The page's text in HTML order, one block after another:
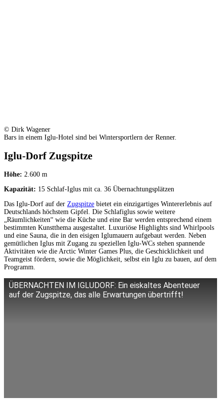
© Dirk Wagener
Bars in einem Iglu-Hotel sind bei Wintersportlern der Renner.
Iglu-Dorf Zugspitze
Höhe: 2.600 m
Kapazität: 15 Schlaf-Iglus mit ca. 36 Übernachtungsplätzen
Das Iglu-Dorf auf der Zugspitze bietet ein einzigartiges Wintererlebnis auf
Deutschlands höchstem Gipfel. Die Schlafiglus sowie weitere
„Räumlichkeiten“ wie die Küche und eine Bar werden entsprechend einem
bestimmten Kunstthema ausgestaltet. Luxuriöse Highlights sind Whirlpools
und eine Sauna, die in den eisigen Iglumauern aufgebaut werden. Neben
gemütlichen Iglus mit Zugang zu speziellen Iglu-WCs stehen spannende
Aktivitäten wie die Arctic Winter Games Plus, die Geschicklichkeit und
Teamgeist fördern, sowie die Möglichkeit, selbst ein Iglu zu bauen, auf dem
Programm.
ÜBERNACHTEN IM IGLUDORF: Ein eiskaltes Abenteuer
auf der Zugspitze, das alle Erwartungen übertrifft!